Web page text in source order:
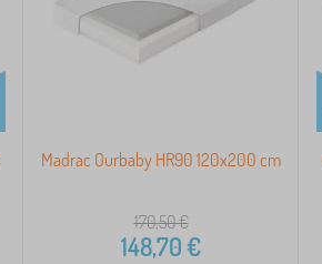
Madrac Ourbaby HR90 120x200 cm
170,50€
148,70€